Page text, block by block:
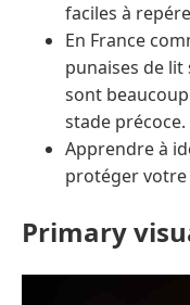
faciles à
En France
punaises de
sont
stade précoce.
Apprendre à
protéger votre
Primary